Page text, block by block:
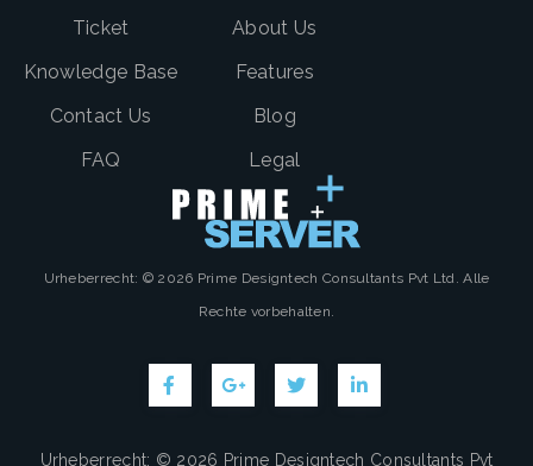
Ticket
Knowledge Base
Contact Us
FAQ
About Us
Features
Blog
Legal
Urheberrecht: © 2026 Prime Designtech Consultants Pvt Ltd. Alle
Rechte vorbehalten.
Urheberrecht: © 2026 Prime Designtech Consultants Pvt